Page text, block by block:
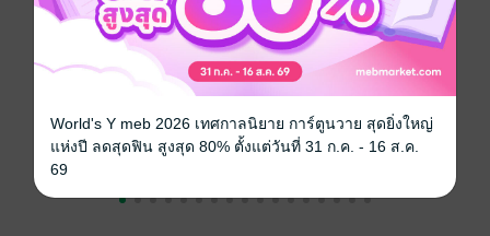
ฉบับย้อนหลัง ดูทั้งหมด
World's Y meb 2026 เทศกาลนิยาย การ์ตูนวาย สุดยิ่งใหญ่
แห่งปี ลดสุดฟิน สูงสุด 80% ตั้งแต่วันที่ 31 ก.ค. - 16 ส.ค.
69